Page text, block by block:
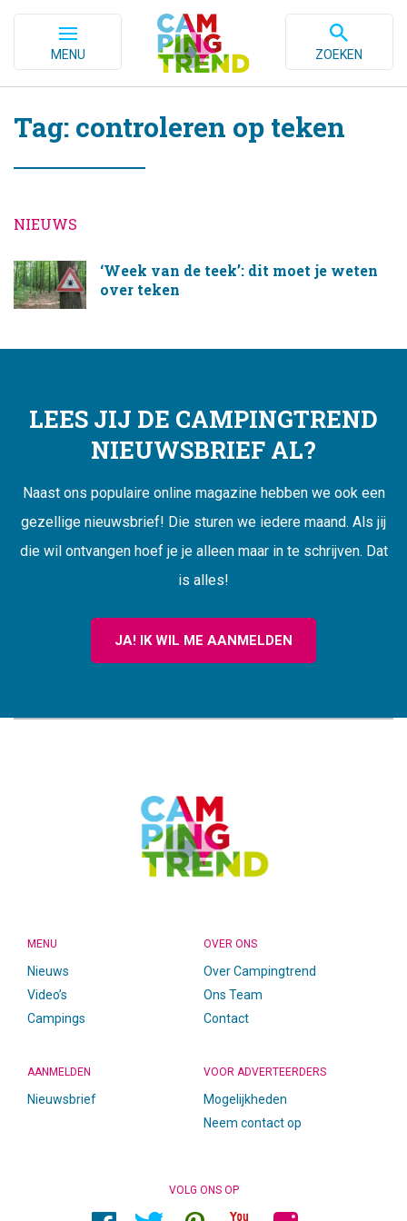
MENU ZOEKEN
Tag: controleren op teken
NIEUWS
‘Week van de teek’: dit moet je weten
over teken
LEES JIJ DE CAMPINGTREND
NIEUWSBRIEF AL?
Naast ons populaire online magazine hebben we ook een
gezellige nieuwsbrief! Die sturen we iedere maand. Als jij
die wil ontvangen hoef je je alleen maar in te schrijven. Dat
is alles!
JA! IK WIL ME AANMELDEN
MENU
Nieuws
Video’s
Campings
OVER ONS
Over Campingtrend
Ons Team
Contact
AANMELDEN
Nieuwsbrief
VOOR ADVERTEERDERS
Mogelijkheden
Neem contact op
VOLG ONS OP